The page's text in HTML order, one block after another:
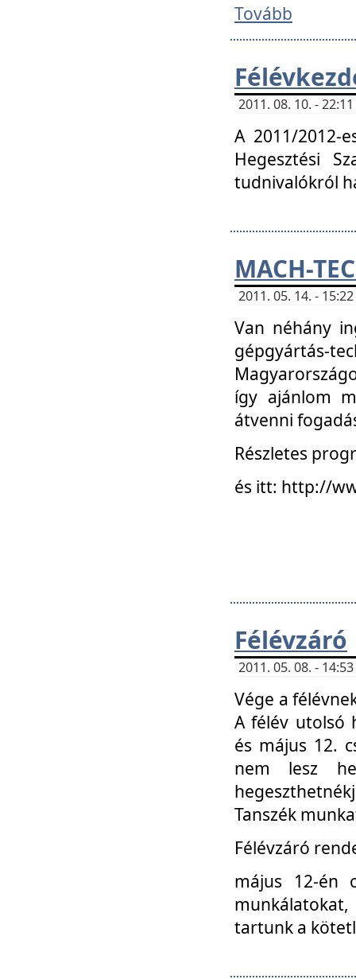
Tovább
2011. 08. 10. -
A 2011/2012-
Hegesztési
tudnivalókról
MACH-
2011. 05. 14. -
Van néhány
gépgyártás-
így ajánlom
átvenni
Részletes
és itt: http://
Félévzáró
2011. 05. 08. -
Vége a
A félév utolsó
és május 12.
nem lesz
Tanszék
Félévzáró
május 12-én
tartunk a